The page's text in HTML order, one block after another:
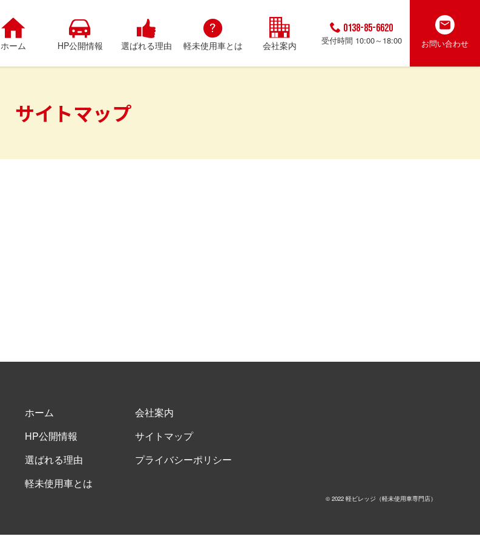
ホーム HP公開情報 選ばれる理由 軽未使用車とは 会社案内
0138-85-6620
受付時間 10:00～18:00 お問い合わせ
サイトマップ
ホーム
HP公開情報
選ばれる理由
軽未使用車とは
会社案内
サイトマップ
プライバシーポリシー
© 2022 軽ビレッジ（軽未使用車専門店）